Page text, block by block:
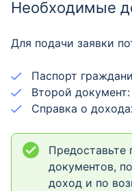
Необходимые
Для подачи заявки
Паспорт
Второй
Справка о
Предоставьте
документов,
доход и по